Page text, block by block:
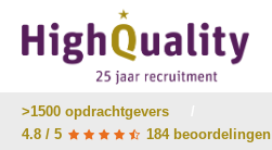
>1500 opdrachtgevers
4.8 / 5
184 beoordelingen